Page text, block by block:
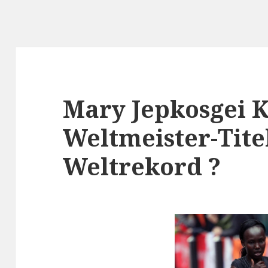
Mary Jepkosgei
Weltmeister-
Weltrekord ?